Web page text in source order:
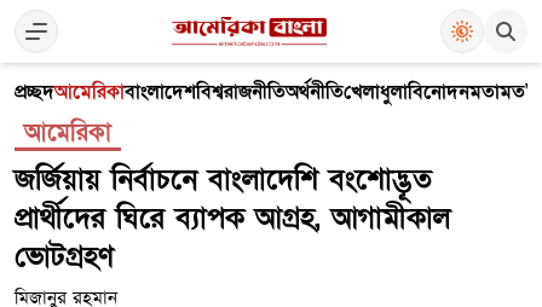
প্রচ্ছদআমেরিকাবাংলাদেশবিশ্বরাজনীতিঅর্থনীতিখেলাধুলাবিনোদনমতামত
আমেরিকা
জর্জিয়ায় নির্বাচনে বাংলাদেশি বংশোদ্ভূত
প্রার্থীদের ঘিরে ব্যাপক আগ্রহ, আগামীকাল
ভোটগ্রহণ
মিজানুর রহমান